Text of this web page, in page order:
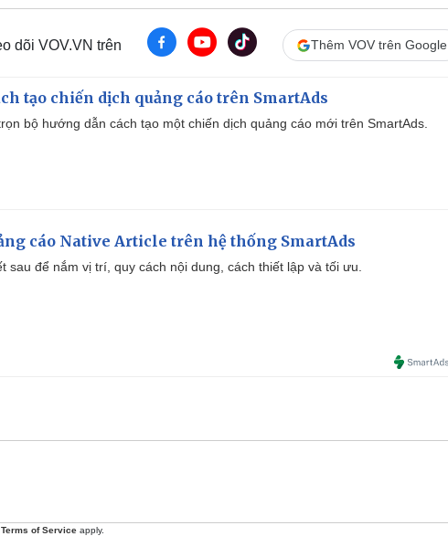
dõi VOV.VN trên Thêm VOV trên Google
tạo chiến dịch quảng cáo trên SmartAds
bộ hướng dẫn cách tạo một chiến dịch quảng cáo mới trên SmartAds.
cáo Native Article trên hệ thống SmartAds
sau để nắm vị trí, quy cách nội dung, cách thiết lập và tối ưu.
Terms of Service apply.